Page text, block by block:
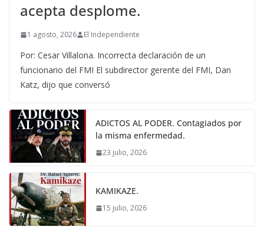
acepta desplome.
1 agosto, 2026 El Independiente
Por: Cesar Villalona. Incorrecta declaración de un
funcionario del FMI El subdirector gerente del FMI, Dan
Katz, dijo que conversó
ADICTOS AL PODER. Contagiados por
la misma enfermedad.
23 julio, 2026
KAMIKAZE.
15 julio, 2026